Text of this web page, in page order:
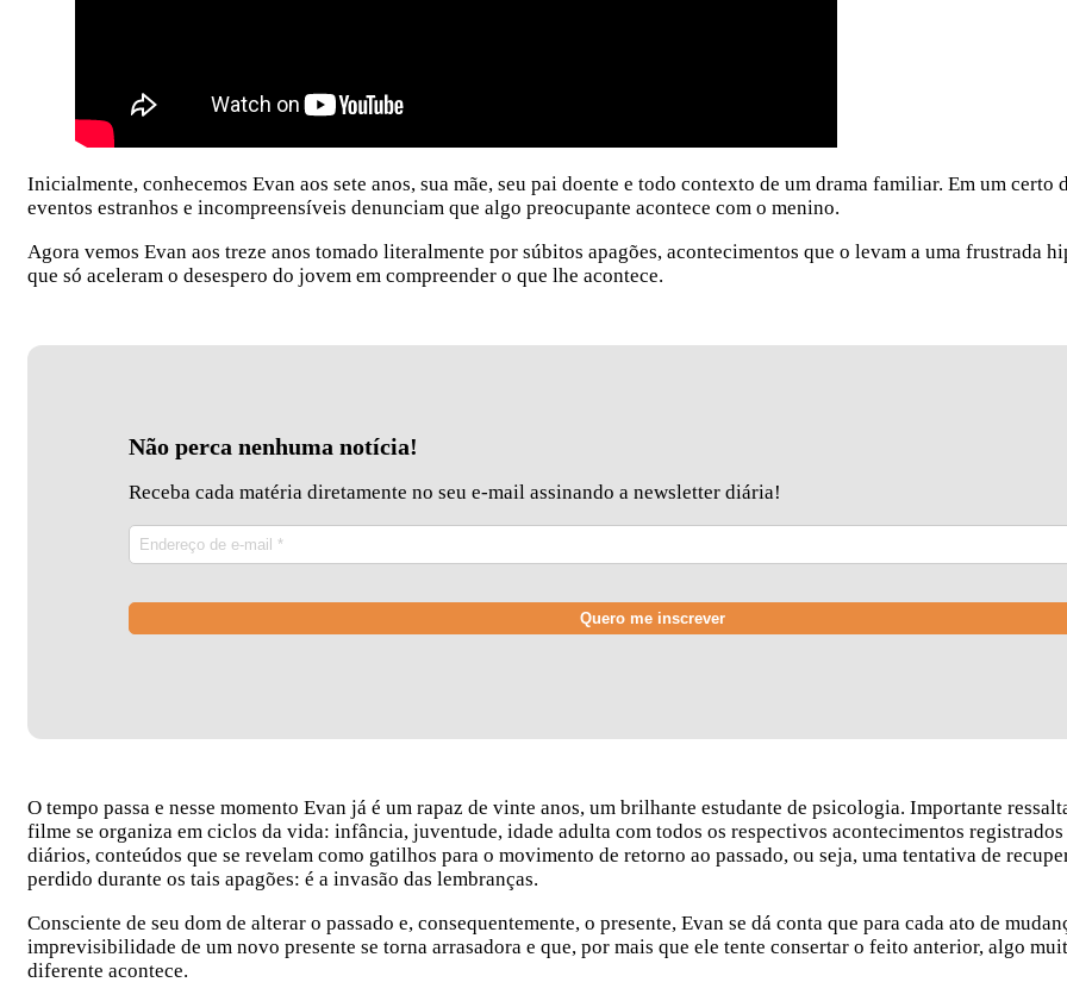
Inicialmente, conhecemos Evan aos sete anos, sua mãe, seu pai doente e todo contexto de um drama familiar. Em um certo
eventos estranhos e incompreensíveis denunciam que algo preocupante acontece com o menino.
Agora vemos Evan aos treze anos tomado literalmente por súbitos apagões, acontecimentos que o levam a uma frustrada
que só aceleram o desespero do jovem em compreender o que lhe acontece.
Não perca nenhuma notícia!
Receba cada matéria diretamente no seu e-mail assinando a newsletter diária!
O tempo passa e nesse momento Evan já é um rapaz de vinte anos, um brilhante estudante de psicologia. Importante
filme se organiza em ciclos da vida: infância, juventude, idade adulta com todos os respectivos acontecimentos registrados
diários, conteúdos que se revelam como gatilhos para o movimento de retorno ao passado, ou seja, uma tentativa de
perdido durante os tais apagões: é a invasão das lembranças.
Consciente de seu dom de alterar o passado e, consequentemente, o presente, Evan se dá conta que para cada ato de
imprevisibilidade de um novo presente se torna arrasadora e que, por mais que ele tente consertar o feito anterior, algo
diferente acontece.